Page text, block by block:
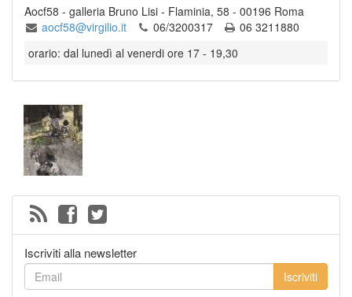
Aocf58 - galleria Bruno Lisi - Flaminia, 58 - 00196 Roma
aocf58@virgilio.it
06/3200317
06 3211880
orario: dal lunedì al venerdi ore 17 - 19,30
Iscriviti alla newsletter
Iscriviti